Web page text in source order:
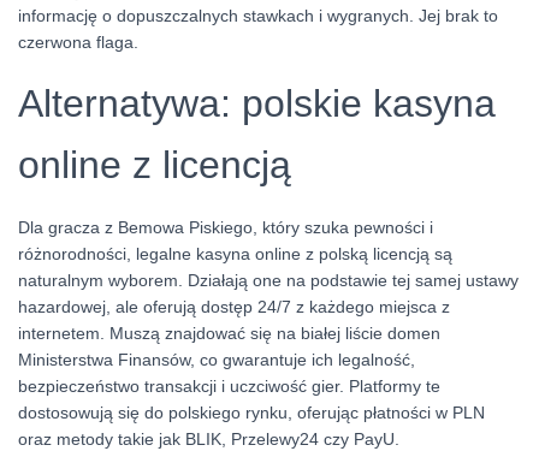
informację o dopuszczalnych stawkach i wygranych. Jej brak to
czerwona flaga.
Alternatywa: polskie kasyna
online z licencją
Dla gracza z Bemowa Piskiego, który szuka pewności i
różnorodności, legalne kasyna online z polską licencją są
naturalnym wyborem. Działają one na podstawie tej samej ustawy
hazardowej, ale oferują dostęp 24/7 z każdego miejsca z
internetem. Muszą znajdować się na białej liście domen
Ministerstwa Finansów, co gwarantuje ich legalność,
bezpieczeństwo transakcji i uczciwość gier. Platformy te
dostosowują się do polskiego rynku, oferując płatności w PLN
oraz metody takie jak BLIK, Przelewy24 czy PayU.